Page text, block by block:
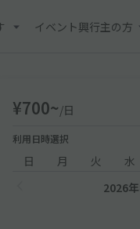
イベント興行主の方
¥700~/日
利用日時選択
日 月 火 水
2026